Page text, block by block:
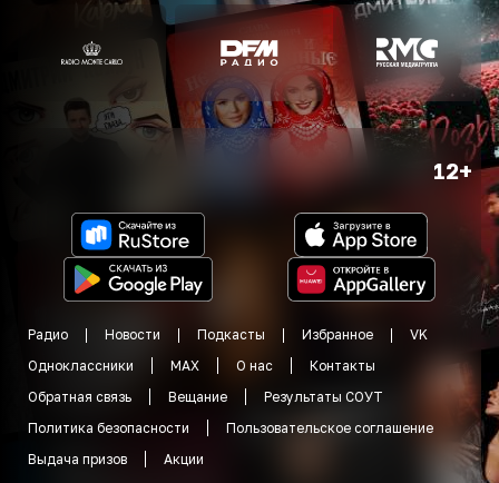
12+
Радио Новости Подкасты Избранное
VK
Одноклассники
MAX О нас
Контакты
Обратная связь
Вещание
Результаты СОУТ
Политика безопасности
Пользовательское соглашение
Выдача призов
Акции